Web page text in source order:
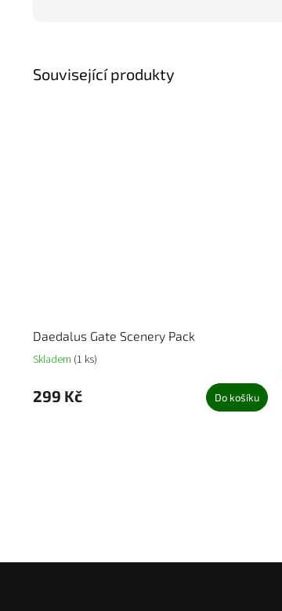
Související produkty
Daedalus Gate Scenery Pack
Skladem (1 ks)
299 Kč Do košíku